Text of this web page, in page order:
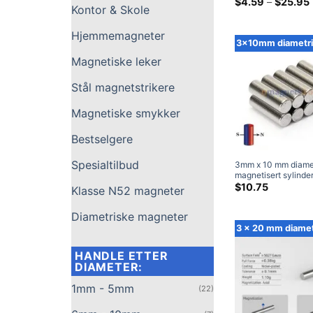
Kontor & Skole
Hjemmemagneter
Magnetiske leker
Stål magnetstrikere
Magnetiske smykker
Bestselgere
Spesialtilbud
Klasse N52 magneter
Diametriske magneter
HANDLE ETTER
DIAMETER:
1mm - 5mm
(22)
3x10mm
3mm x 10 mm
magnetisert
N38 Sterk sjeldne
$10.75
3 x 20 mm